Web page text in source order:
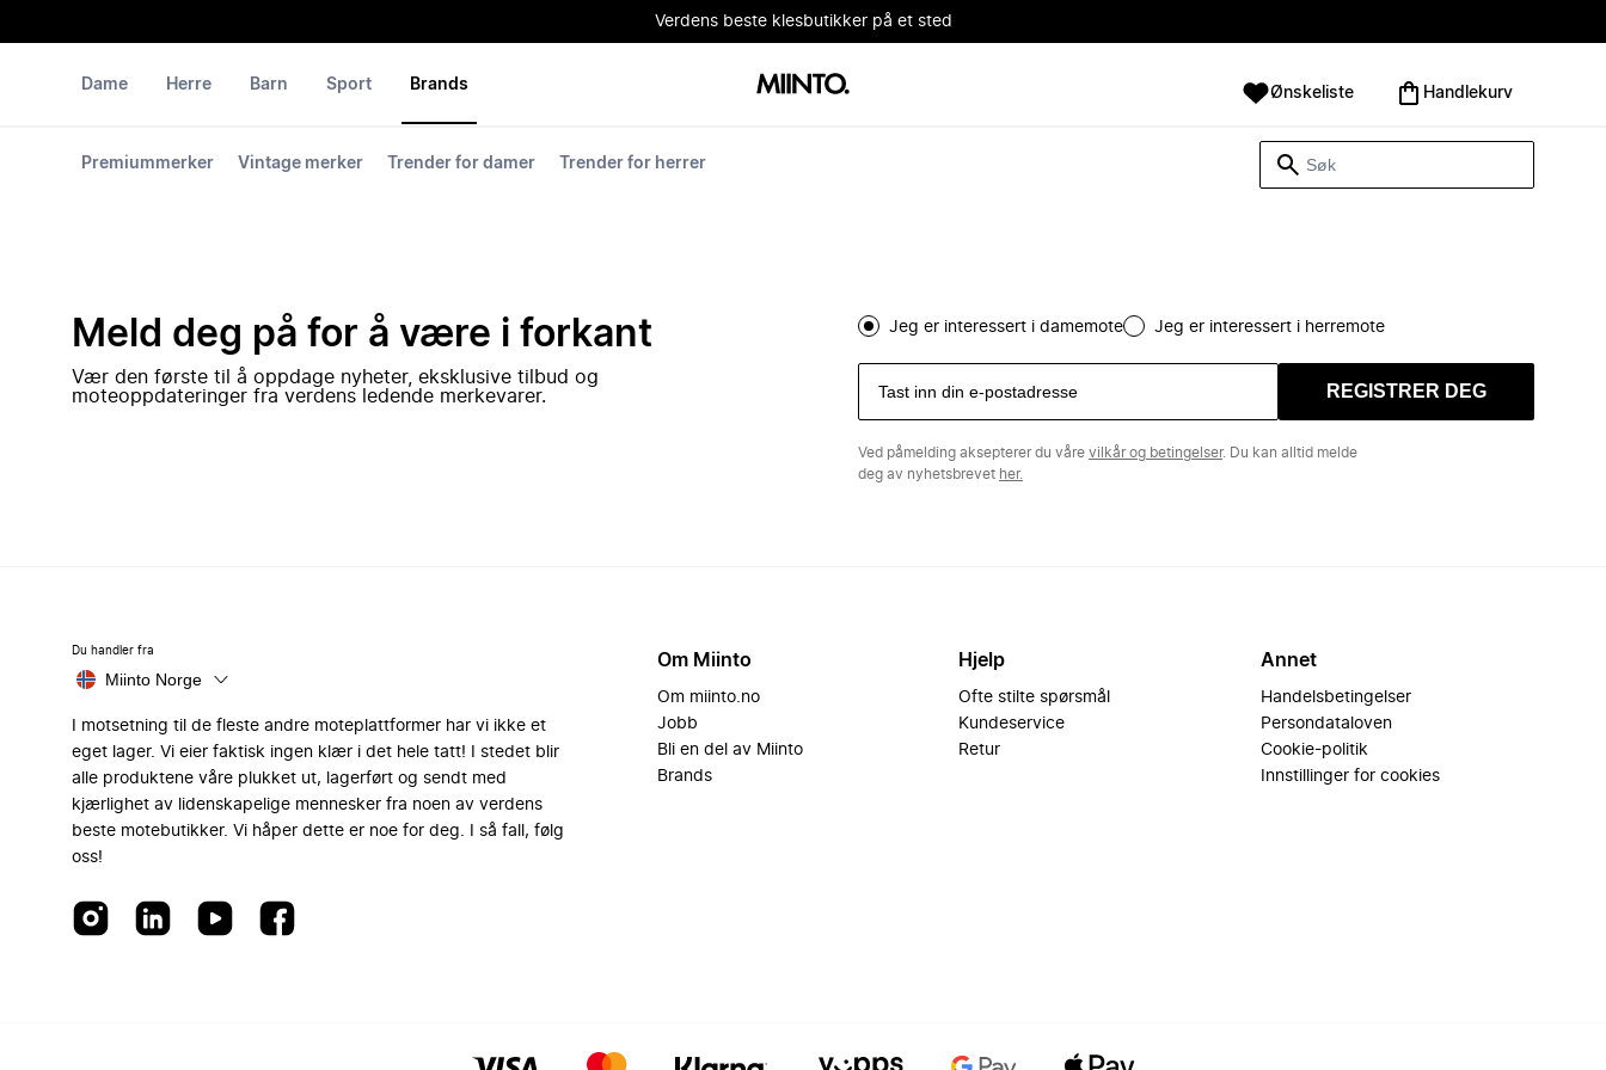
Verdens beste klesbutikker på et sted
Dame Herre Barn Sport Brands
Premiummerker Vintage merker Trender for damer Trender for herrer
Ønskeliste Handlekurv
Meld deg på for å være i forkant
Vær den første til å oppdage nyheter, eksklusive tilbud og
moteoppdateringer fra verdens ledende merkevarer.
Jeg er interessert i damemote Jeg er interessert i herremote
REGISTRER DEG
Ved påmelding aksepterer du våre vilkår og betingelser. Du kan alltid melde
deg av nyhetsbrevet her.
Du handler fra
Miinto Norge
I motsetning til de fleste andre moteplattformer har vi ikke et
eget lager. Vi eier faktisk ingen klær i det hele tatt! I stedet blir
alle produktene våre plukket ut, lagerført og sendt med
kjærlighet av lidenskapelige mennesker fra noen av verdens
beste motebutikker. Vi håper dette er noe for deg. I så fall, følg
oss!
Om Miinto
Om miinto.no
Jobb
Bli en del av Miinto
Brands
Hjelp
Ofte stilte spørsmål
Kundeservice
Retur
Annet
Handelsbetingelser
Persondataloven
Cookie-politik
Innstillinger for cookies